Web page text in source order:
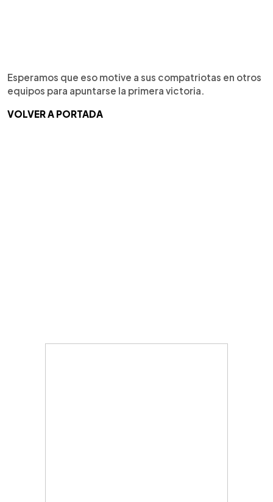
Esperamos que eso motive a sus compatriotas en otros
equipos para apuntarse la primera victoria.
VOLVER A PORTADA